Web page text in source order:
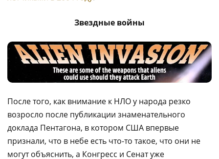
Звездные войны
После того, как внимание к НЛО у народа резко
возросло после публикации знаменательного
доклада Пентагона, в котором США впервые
признали, что в небе есть что-то такое, что они не
могут объяснить, а Конгресс и Сенат уже